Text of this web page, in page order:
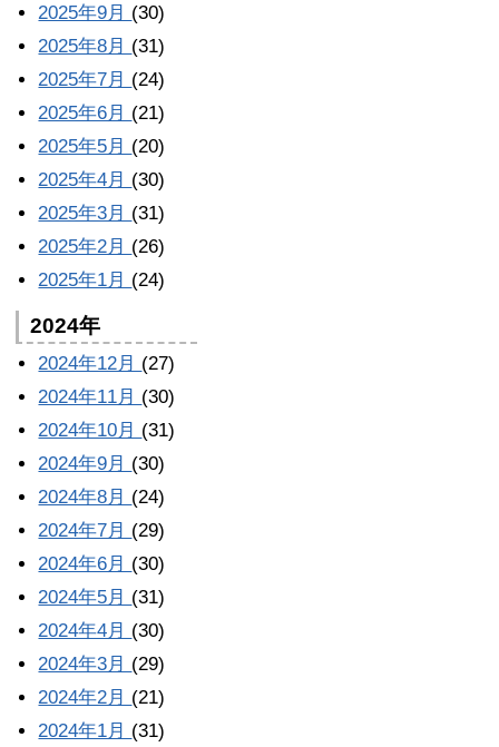
2025年9月 (30)
2025年8月 (31)
2025年7月 (24)
2025年6月 (21)
2025年5月 (20)
2025年4月 (30)
2025年3月 (31)
2025年2月 (26)
2025年1月 (24)
2024年
2024年12月 (27)
2024年11月 (30)
2024年10月 (31)
2024年9月 (30)
2024年8月 (24)
2024年7月 (29)
2024年6月 (30)
2024年5月 (31)
2024年4月 (30)
2024年3月 (29)
2024年2月 (21)
2024年1月 (31)